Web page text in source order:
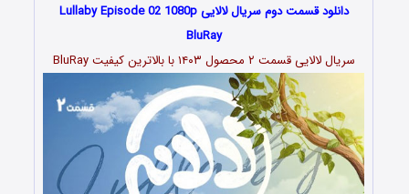
دانلود قسمت دوم سریال لالایی Lullaby Episode 02 1080p
BluRay
سریال لالایی قسمت ۲ محصول ۱۴۰۳ با بالاترین کیفیت BluRay